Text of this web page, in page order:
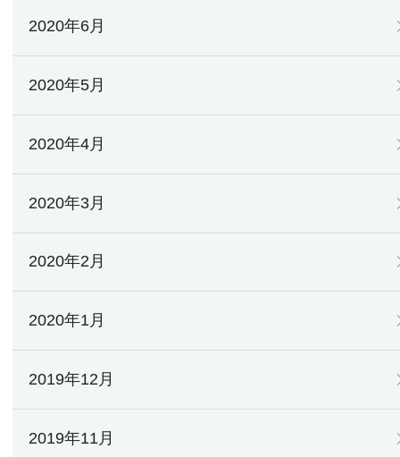
2020年6月
2020年5月
2020年4月
2020年3月
2020年2月
2020年1月
2019年12月
2019年11月